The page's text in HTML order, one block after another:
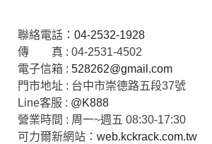
聯絡電話： 04-2532-1928
傳 真 : 04-2531-4502
電子信箱 : 528262@gmail.com
門市地址 : 台中市崇德路五段37號
Line客服 : @K888
營業時間 : 周一~週五 08:30-17:30
可力爾新網站： web.kckrack.com.tw